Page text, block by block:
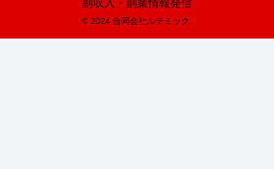
副収入・副業情報発信
© 2024 合同会社ルテミック.